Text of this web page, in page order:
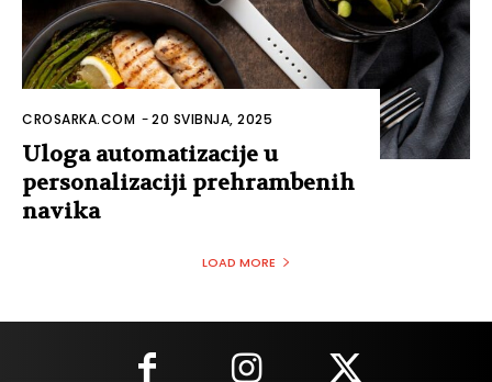
CROSARKA.COM -20 SVIBNJA, 2025
Uloga automatizacije u
personalizaciji prehrambenih
navika
LOAD MORE